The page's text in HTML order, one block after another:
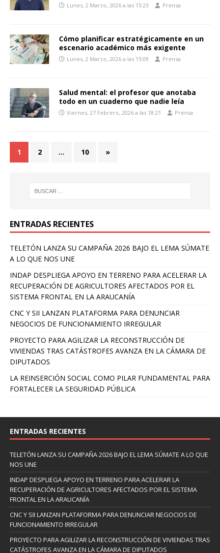
Lunes, 2 Marzo, 2026 a las 15:23 Prensa
Cómo planificar estratégicamente en un
escenario académico más exigente
Lunes, 2 Marzo, 2026 a las 15:09 Prensa
Salud mental: el profesor que anotaba
todo en un cuaderno que nadie leía
Viernes, 27 Febrero, 2026 a las 18:21 Prensa
1 2 … 10 »
ENTRADAS RECIENTES
TELETÓN LANZA SU CAMPAÑA 2026 BAJO EL LEMA SÚMATE
A LO QUE NOS UNE
INDAP DESPLIEGA APOYO EN TERRENO PARA ACELERAR LA
RECUPERACIÓN DE AGRICULTORES AFECTADOS POR EL
SISTEMA FRONTAL EN LA ARAUCANÍA
CNC Y SII LANZAN PLATAFORMA PARA DENUNCIAR
NEGOCIOS DE FUNCIONAMIENTO IRREGULAR
PROYECTO PARA AGILIZAR LA RECONSTRUCCIÓN DE
VIVIENDAS TRAS CATÁSTROFES AVANZA EN LA CÁMARA DE
DIPUTADOS
LA REINSERCIÓN SOCIAL COMO PILAR FUNDAMENTAL PARA
FORTALECER LA SEGURIDAD PÚBLICA
ENTRADAS RECIENTES
TELETÓN LANZA SU CAMPAÑA 2026 BAJO EL LEMA SÚMATE A LO QUE
NOS UNE
INDAP DESPLIEGA APOYO EN TERRENO PARA ACELERAR LA
RECUPERACIÓN DE AGRICULTORES AFECTADOS POR EL SISTEMA
FRONTAL EN LA ARAUCANÍA
CNC Y SII LANZAN PLATAFORMA PARA DENUNCIAR NEGOCIOS DE
FUNCIONAMIENTO IRREGULAR
PROYECTO PARA AGILIZAR LA RECONSTRUCCIÓN DE VIVIENDAS TRAS
CATÁSTROFES AVANZA EN LA CÁMARA DE DIPUTADOS